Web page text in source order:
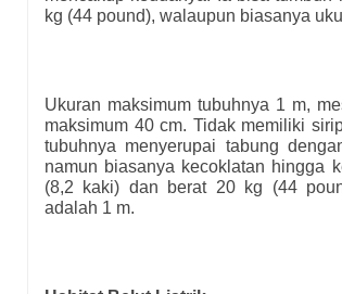
kg (44 pound), walaupun biasanya
Ukuran maksimum tubuhnya 1 m,
maksimum 40 cm. Tidak memiliki
tubuhnya menyerupai tabung
namun biasanya kecoklatan hingga
(8,2 kaki) dan berat 20 kg (44
adalah 1 m.